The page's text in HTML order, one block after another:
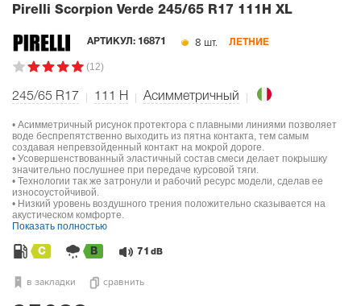
Pirelli Scorpion Verde 245/65 R17 111H XL
АРТИКУЛ: 16871 8 шт. ЛЕТНИЕ
(12)
245/65 R17 111 H Асимметричный
• Асимметричный рисунок протектора с плавными линиями позволяет
воде беспрепятственно выходить из пятна контакта, тем самым
создавая непревзойденный контакт на мокрой дороге.
• Усовершенствованный эластичный состав смеси делает покрышку
значительно послушнее при передаче курсовой тяги.
• Технологии так же затронули и рабочий ресурс модели, сделав ее
износоустойчивой.
• Низкий уровень воздушного трения положительно сказывается на
акустическом комфорте.
Показать полностью
C B 71 dB
в закладки сравнить